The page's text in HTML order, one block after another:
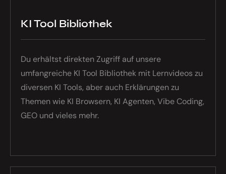
KI Tool Bibliothek
Du erhältst direkten Zugriff auf unsere
umfangreiche KI Tool Bibliothek mit Lernvideos zu
diversen KI Tools, aber auch Erklärungen zu
Themen wie KI Browsern, KI Agenten, Vibe Coding,
GEO und vieles mehr.